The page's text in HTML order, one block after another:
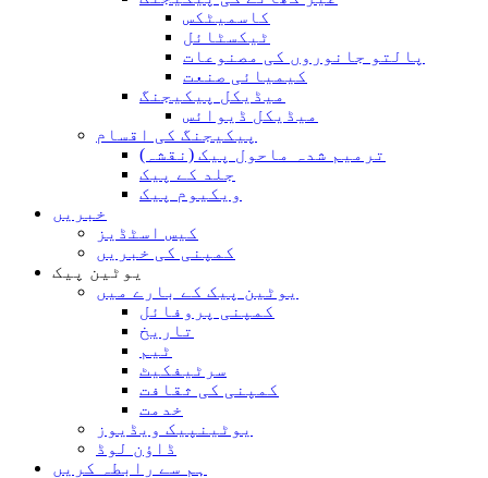
کاسمیٹکس
ٹیکسٹائل
پالتو جانوروں کی مصنوعات
کیمیائی صنعت
میڈیکل پیکیجنگ
میڈیکل ڈیوائس
پیکیجنگ کی اقسام
ترمیم شدہ ماحول پیک (نقشہ)
جلد کے پیک
ویکیوم پیک
خبریں
کیس اسٹڈیز
کمپنی کی خبریں
یوٹین پیک
یوٹین پیک کے بارے میں
کمپنی پروفائل
تاریخ
ٹیم
سرٹیفکیٹ
کمپنی کی ثقافت
خدمت
یوٹینپیک ویڈیوز
ڈاؤن لوڈ
ہم سے رابطہ کریں